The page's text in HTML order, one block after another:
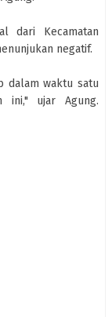
dari Kecamatan
negatif.
dalam waktu satu
ini," ujar Agung.